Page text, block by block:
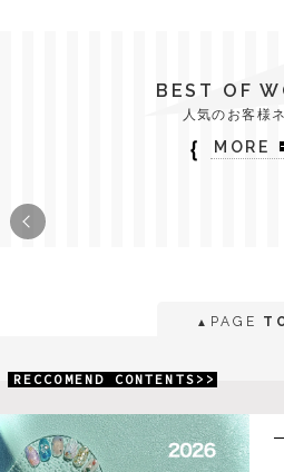
BEST OF
人気のお客様
｛ MORE
▲ PAGE
RECCOMEND CONTENTS>>